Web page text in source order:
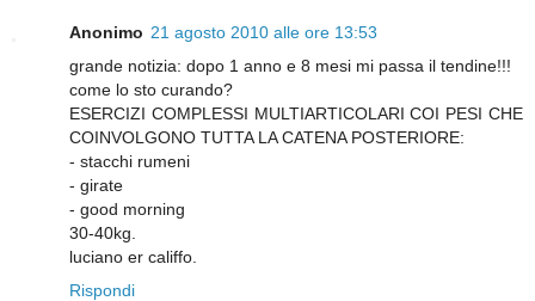
Anonimo 21 agosto 2010 alle ore 13:53
grande notizia: dopo 1 anno e 8 mesi mi passa il tendine!!!
come lo sto curando?
ESERCIZI COMPLESSI MULTIARTICOLARI COI PESI CHE
COINVOLGONO TUTTA LA CATENA POSTERIORE:
- stacchi rumeni
- girate
- good morning
30-40kg.
luciano er califfo.
Rispondi